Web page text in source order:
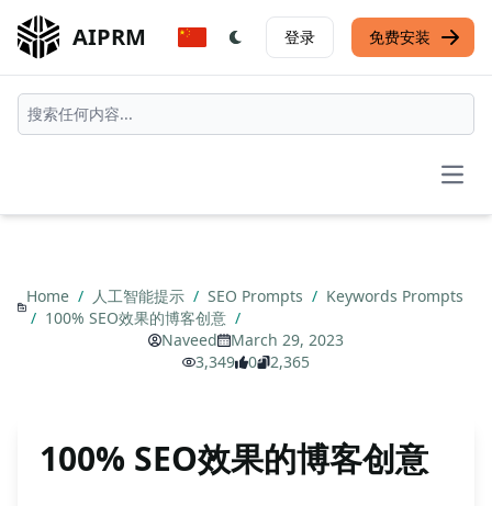
AIPRM 登录 免费安装
Home / 人工智能提示 / SEO Prompts / Keywords Prompts
/ 100% SEO效果的博客创意 /
Naveed
March 29, 2023
3,349
0 2,365
100% SEO效果的博客创意